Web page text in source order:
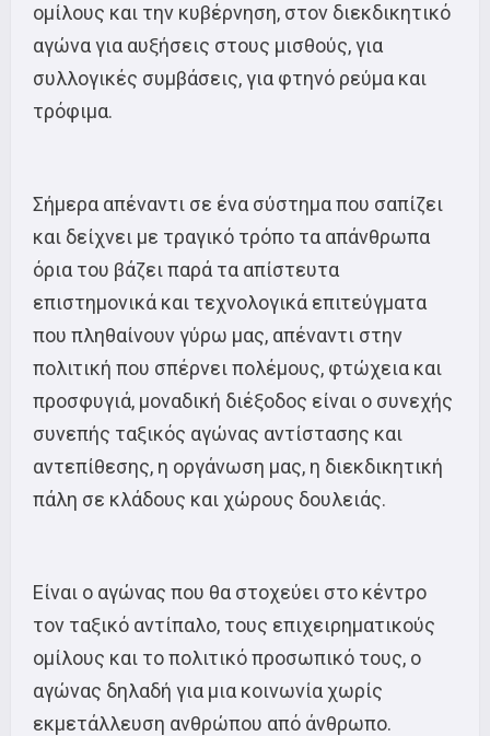
ομίλους και την κυβέρνηση, στον διεκδικητικό
αγώνα για αυξήσεις στους μισθούς, για
συλλογικές συμβάσεις, για φτηνό ρεύμα και
τρόφιμα.
Σήμερα απέναντι σε ένα σύστημα που σαπίζει
και δείχνει με τραγικό τρόπο τα απάνθρωπα
όρια του βάζει παρά τα απίστευτα
επιστημονικά και τεχνολογικά επιτεύγματα
που πληθαίνουν γύρω μας, απέναντι στην
πολιτική που σπέρνει πολέμους, φτώχεια και
προσφυγιά, μοναδική διέξοδος είναι ο συνεχής
συνεπής ταξικός αγώνας αντίστασης και
αντεπίθεσης, η οργάνωση μας, η διεκδικητική
πάλη σε κλάδους και χώρους δουλειάς.
Είναι ο αγώνας που θα στοχεύει στο κέντρο
τον ταξικό αντίπαλο, τους επιχειρηματικούς
ομίλους και το πολιτικό προσωπικό τους, ο
αγώνας δηλαδή για μια κοινωνία χωρίς
εκμετάλλευση ανθρώπου από άνθρωπο.